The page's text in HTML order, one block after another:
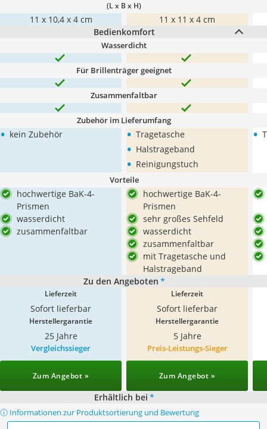
(L x B x H)
11 x 10,4 x 4 cm
11 x 11 x 4 cm
Bedienkomfort
Wasserdicht
Für Brillenträger geeignet
Zusammenfaltbar
Zubehör im Lieferumfang
• kein Zubehör • Tragetasche
• Halstrageband
• Reinigungstuch
•
Vorteile
hochwertige BaK-4-
Prismen
wasserdicht
zusammenfaltbar
hochwertige BaK-4-
Prismen
sehr großes Sehfeld
wasserdicht
zusammenfaltbar
mit Tragetasche und
Halstrageband
Zu den Angeboten *
Lieferzeit
Sofort lieferbar
Lieferzeit
Sofort lieferbar
Herstellergarantie
25 Jahre
Herstellergarantie
5 Jahre
Vergleichssieger
Zum Angebot »
Preis-Leistungs-Sieger
Zum Angebot »
Erhältlich bei *
ⓘ Informationen zur Produktsortierung und Bewertung